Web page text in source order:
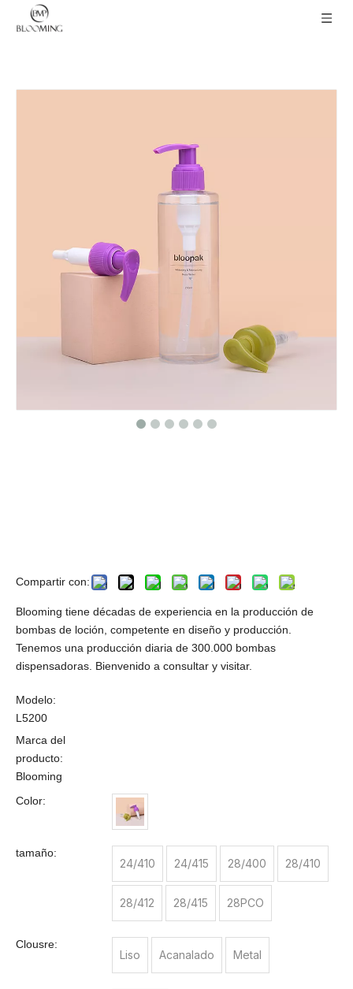
Compartir con:
Blooming tiene décadas de experiencia en la producción de
bombas de loción, competente en diseño y producción.
Tenemos una producción diaria de 300.000 bombas
dispensadoras. Bienvenido a consultar y visitar.
Modelo:
L5200
Marca del
producto:
Blooming
Color:
tamaño:
24/410 24/415 28/400 28/410
28/412 28/415 28PCO
Clousre:
Liso Acanalado Metal